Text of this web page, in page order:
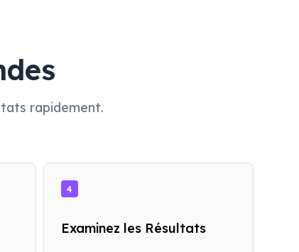
rapidement.
4
Examinez les Résultats